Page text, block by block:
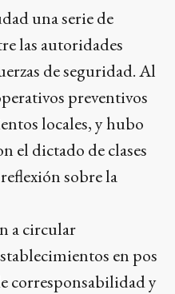
una serie de
las autoridades
de seguridad. Al
preventivos
locales, y hubo
el dictado de clases
sobre la
a circular
en pos
corresponsabilidad y